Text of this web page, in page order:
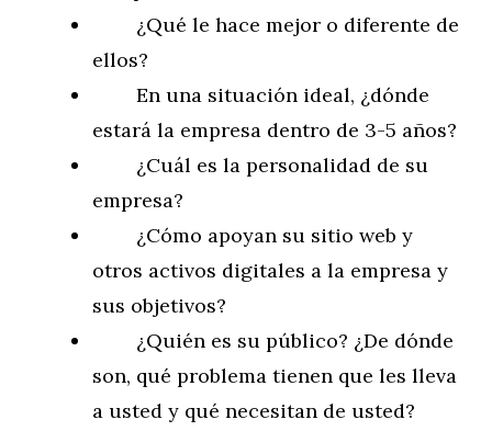
¿Qué le hace mejor o diferente de
ellos?
En una situación ideal, ¿dónde
estará la empresa dentro de 3-5 años?
¿Cuál es la personalidad de su
empresa?
¿Cómo apoyan su sitio web y
otros activos digitales a la empresa y
sus objetivos?
¿Quién es su público? ¿De dónde
son, qué problema tienen que les lleva
a usted y qué necesitan de usted?